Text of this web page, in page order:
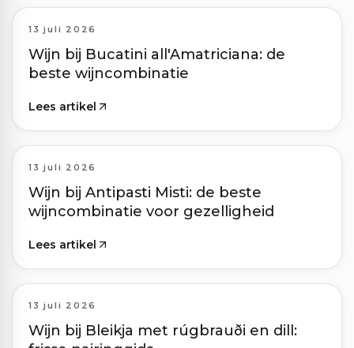
13 juli 2026
Wijn bij Bucatini all'Amatriciana: de
beste wijncombinatie
Lees artikel
13 juli 2026
Wijn bij Antipasti Misti: de beste
wijncombinatie voor gezelligheid
Lees artikel
13 juli 2026
Wijn bij Bleikja met rúgbrauði en dill: